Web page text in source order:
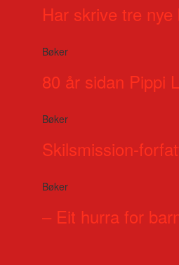
Har skrive tre
Bøker
80 år sidan Pippi
Bøker
Skilsmission-
Bøker
– Eit hurra for